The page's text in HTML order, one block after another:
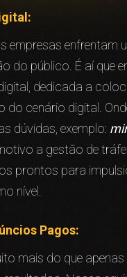
empresas enfrentam
do público. É aí que
dedicada a
do cenário digital.
dúvidas, exemplo:
a gestão de
prontos para
nível.
Pagos:
mais do que apenas